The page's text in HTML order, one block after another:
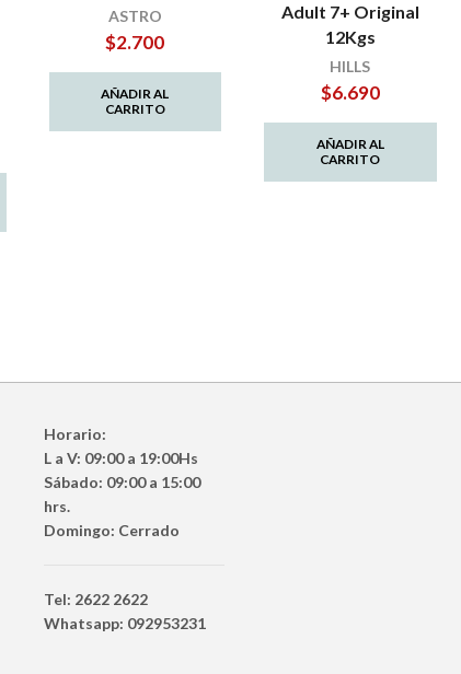
ASTRO
$2.700
AÑADIR AL
CARRITO
Adult 7+ Original
12Kgs
HILLS
$6.690
AÑADIR AL
CARRITO
Horario:
L a V: 09:00 a 19:00Hs
Sábado: 09:00 a 15:00
hrs.
Domingo: Cerrado
Tel: 2622 2622
Whatsapp: 092953231